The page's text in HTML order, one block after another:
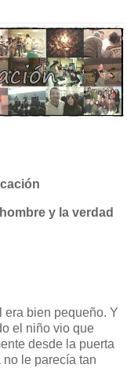
y la verdad
era bien pequeño. Y
el niño vio que
desde la puerta
le parecía tan